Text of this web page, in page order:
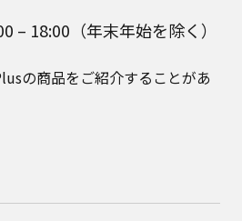
– 18:00（年末年始を除く）
の商品をご紹介することがあ